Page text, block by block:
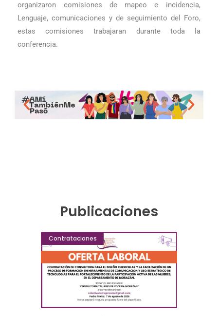
organizaron comisiones de mapeo e incidencia,
Lenguaje, comunicaciones y de seguimiento del Foro,
estas comisiones trabajaran durante toda la
conferencia.
Publicaciones
Contrataciones